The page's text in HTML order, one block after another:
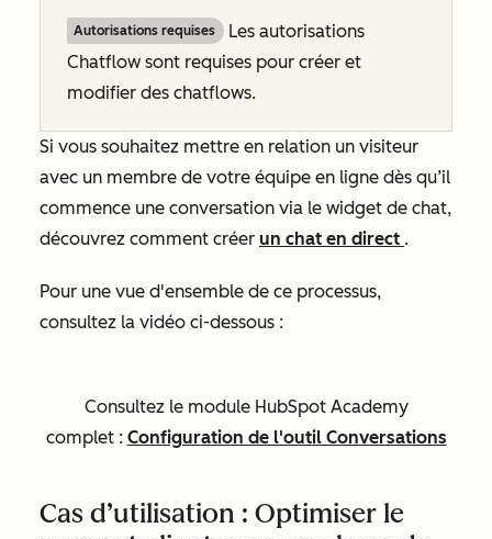
Autorisations requises
Les autorisations
Chatflow sont requises pour créer et
modifier des chatflows.
Si vous souhaitez mettre en relation un visiteur
avec un membre de votre équipe en ligne dès qu’il
commence une conversation via le widget de chat,
découvrez comment créer un chat en direct .
Pour une vue d'ensemble de ce processus,
consultez la vidéo ci-dessous :
Consultez le module HubSpot Academy
complet : Configuration de l'outil Conversations
Cas d’utilisation : Optimiser le